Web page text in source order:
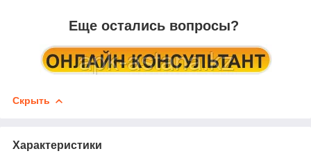
Еще остались вопросы?
Скрыть
Характеристики